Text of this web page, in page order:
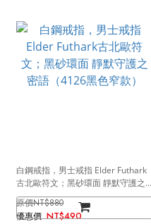
白鋼戒指，男士戒指 Elder Futhark
古北歐符文；黑砂環面 靜默守護之
密語（4126黑色窄款）
NT$880
NT$490